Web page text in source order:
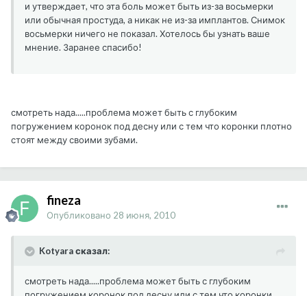
и утверждает, что эта боль может быть из-за восьмерки
или обычная простуда, а никак не из-за имплантов. Снимок
восьмерки ничего не показал. Хотелось бы узнать ваше
мнение. Заранее спасибо!
смотреть нада.....проблема может быть с глубоким
погружением коронок под десну или с тем что коронки плотно
стоят между своими зубами.
fineza
Опубликовано 28 июня, 2010
Kotyara сказал:
смотреть нада.....проблема может быть с глубоким